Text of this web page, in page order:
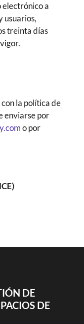
electrónico a
usuarios,
treinta días
la política de
enviarse por
o por
DE
DE